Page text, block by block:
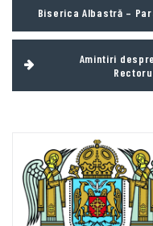
articole
Biserica Albastră –
Amintiri